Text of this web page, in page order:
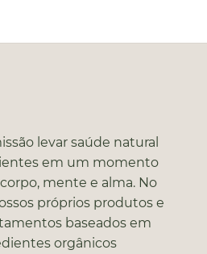
levar saúde natural
em um momento
mente e alma. No
próprios produtos e
baseados em
orgânicos